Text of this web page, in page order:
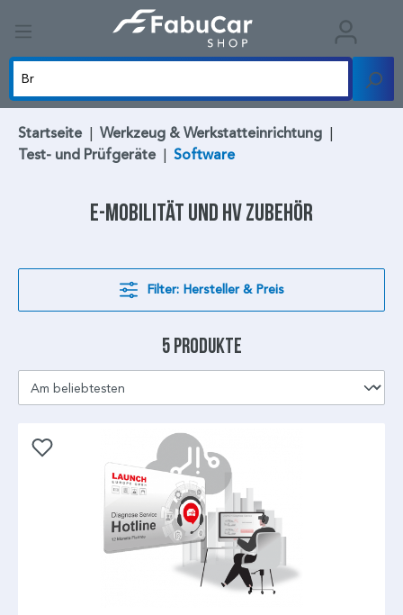
Startseite | Werkzeug & Werkstatteinrichtung |
Test- und Prüfgeräte | Software
E-Mobilität und HV Zubehör
Filter: Hersteller & Preis
5 Produkte